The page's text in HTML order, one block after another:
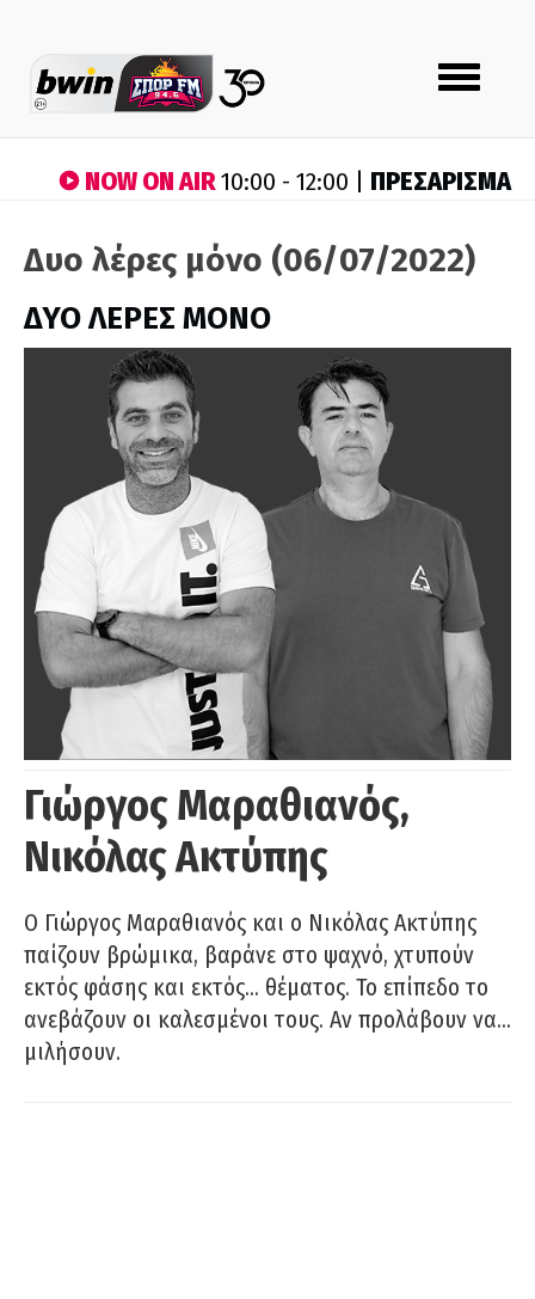
Toggle
navigation
NOW ON AIR10:00 - 12:00 | ΠΡΕΣΑΡΙΣΜΑ
Δυο λέρες μόνο (06/07/2022)
ΔΥΟ ΛΕΡΕΣ ΜΟΝΟ
Γιώργος Μαραθιανός,
Νικόλας Ακτύπης
Ο Γιώργος Μαραθιανός και ο Νικόλας Ακτύπης
παίζουν βρώμικα, βαράνε στο ψαχνό, χτυπούν
εκτός φάσης και εκτός… θέματος. Το επίπεδο το
ανεβάζουν οι καλεσμένοι τους. Αν προλάβουν να…
μιλήσουν.